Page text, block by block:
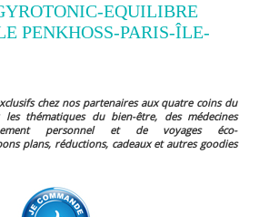
EQUILIBRE
PENKHOSS-PARIS-ÎLE-
chez nos partenaires aux quatre coins du
thématiques du bien-être, des médecines
personnel et de voyages éco-
plans, réductions, cadeaux et autres goodies